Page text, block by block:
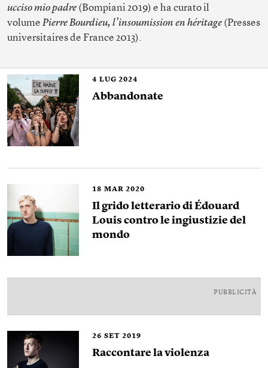
ucciso mio padre (Bompiani 2019) e ha curato il
volume Pierre Bourdieu, l’insoumission en héritage (Presses
universitaires de France 2013).
4 LUG 2024
Abbandonate
18 MAR 2020
Il grido letterario di Édouard
Louis contro le ingiustizie del
mondo
PUBBLICITÀ
26 SET 2019
Raccontare la violenza